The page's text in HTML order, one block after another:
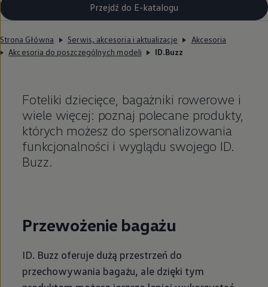
Przejdź do E-katalogu
Strona Główna Serwis, akcesoria i aktualizacje
Akcesoria
Akcesoria do poszczególnych modeli
ID.Buzz
Foteliki dziecięce, bagażniki rowerowe i
wiele więcej: poznaj polecane produkty,
których możesz do spersonalizowania
funkcjonalności i wyglądu swojego ID.
Buzz.
Przewożenie bagażu
ID. Buzz oferuje dużą przestrzeń do
przechowywania bagażu, ale dzięki tym